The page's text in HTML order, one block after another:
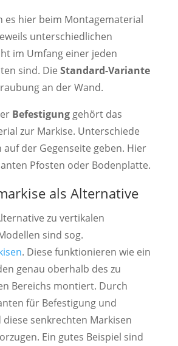
es hier beim Montagematerial
unterschiedlichen
im Umfang einer jeden
sind. Die Standard-Variante
an der Wand.
Befestigunggehört das
zur Markise. Unterschiede
auf der Gegenseite geben. Hier
Pfosten oder Bodenplatte.
als Alternative
zu vertikalen
sind sog.
. Diese funktionieren wie ein
genau oberhalb des zu
Bereichs montiert. Durch
für Befestigung und
senkrechten Markisen
Ein gutes Beispiel sind